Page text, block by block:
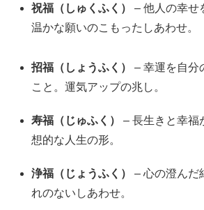
祝福（しゅくふく）
– 他人の幸せ
温かな願いのこもったしあわせ。
招福（しょうふく）
– 幸運を自分
こと。運気アップの兆し。
寿福（じゅふく）
– 長生きと幸福
想的な人生の形。
浄福（じょうふく）
– 心の澄んだ
れのないしあわせ。